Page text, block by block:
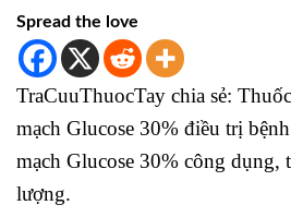
Spread the love
TraCuuThuocTay chia sẻ:
mạch Glucose 30% điều trị
mạch Glucose 30% công dụng,
lượng.